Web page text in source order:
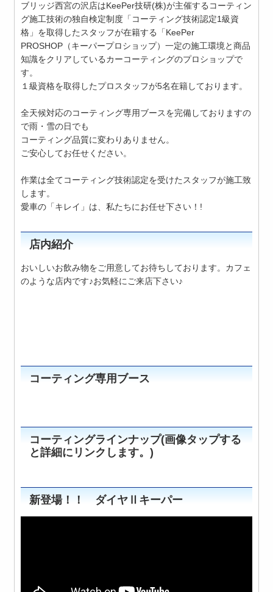
ブリッジ西宮の沢店はKeePer技研(株)が主催するコーティン
グ施工技術の独自検定制度「コーティング技術認定1級資
格」を取得したスタッフが在籍する「KeePer
PROSHOP（キーパープロショップ）一定の施工環境と商品
知識をクリアしているカーコーティングのプロショップで
す。
１級資格を取得したプロスタッフが5名在籍しております。
全天候対応のコーティング専用ブースを完備しておりますの
で雨・雪の日でも
コーティング品質に変わりありません。
ご安心してお任せください。
作業は全てコーティング技術認定を受けたスタッフが施工致
します。
愛車の「キレイ」は、私たちにお任せ下さい！!
店内紹介
おいしいお飲み物をご用意してお待ちしております。カフェ
のような店内です♪お気軽にご来店下さい♪
コーティング専用ブース
コーティングラインナップ(画像タップする
と詳細にリンクします。)
新登場！！ ダイヤⅡキーパー